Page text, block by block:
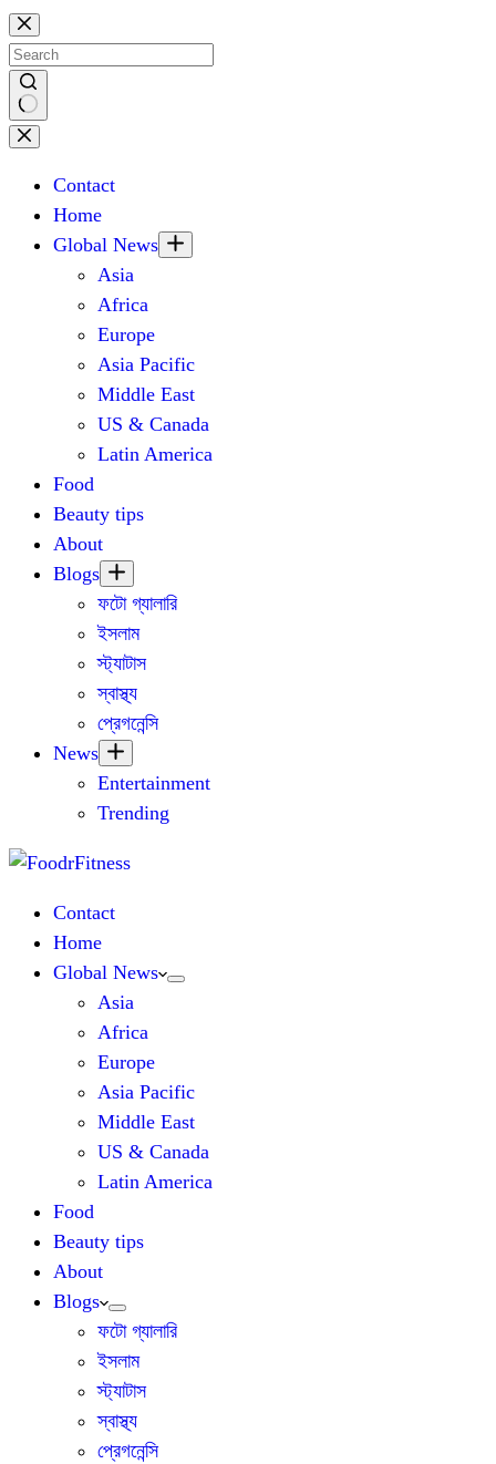
Skip
to
content
No
Contact
Home
Global News
Asia
Africa
Europe
Asia Pacific
Middle East
US & Canada
Latin America
Food
Beauty tips
About
Blogs
ফটো গ্যালারি
ইসলাম
স্ট্যাটাস
স্বাস্থ্য
প্রেগনেন্সি
News
Entertainment
Trending
Contact
Home
Global News
Asia
Africa
Europe
Asia Pacific
Middle East
US & Canada
Latin America
Food
Beauty tips
About
Blogs
ফটো গ্যালারি
ইসলাম
স্ট্যাটাস
স্বাস্থ্য
প্রেগনেন্সি